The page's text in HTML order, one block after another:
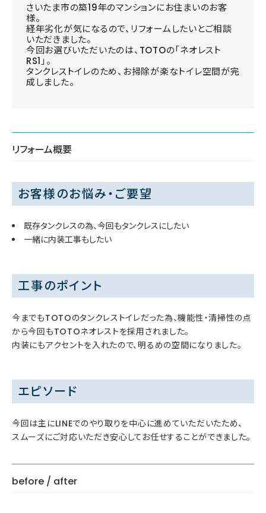
さいたま市の築19年のマンションにお住まいのお客
様。
経年劣化が気になるので、リフォームしたいとご相談
いただきました。
今回お選びいただいたのは、TOTOの「ネオレスト
RS1」。
タンクレストイレのため、お掃除が楽なトイレ空間が完
成しました。
リフォーム概要
お客様のお悩み・ご要望
既存タンクレスの為、今回もタンクレスにしたい
一緒に内装工事もしたい
工事のポイント
今までもTOTOのタンクレストイレだった為、機能性・清掃性の点
から今回もTOTOネオレストを採用されました。
内装にもアクセントを入れたので、明るめの空間になりました。
エピソード
今回は主にLINEでのやり取りを中心に進めていただいたため、
スムーズにご対応いただき安心してお任せすることができました。
before / after